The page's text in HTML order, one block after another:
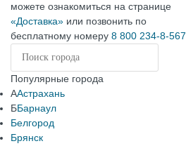
можете ознакомиться на странице
«Доставка» или позвонить по
бесплатному номеру 8 800 234-8-567
Популярные города
ААстрахань
ББарнаул
Белгород
Брянск